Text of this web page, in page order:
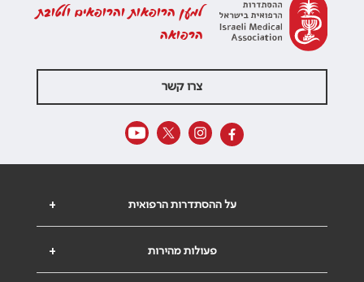
למען הרופאות והרופאים ולטובת
הרפואה
צרו קשר
+ על ההסתדרות הרפואית
+ פעולות מהירות